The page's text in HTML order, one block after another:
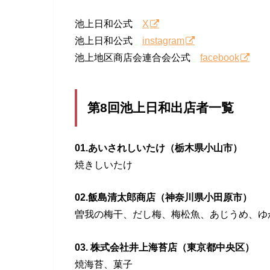
池上日和公式 X
池上日和公式 instagram
池上地区商店会連合会公式 facebook
第8回池上日和出店者一覧
01.あいされしいたけ（栃木県小山市）
焼きしいたけ
02.飯島清太郎商店（神奈川県小田原市）
曽我の梅干、だし梅、梅松魚、あじうめ、ゆ
03. 株式会社井上海苔店（東京都中央区）
焼海苔、菓子